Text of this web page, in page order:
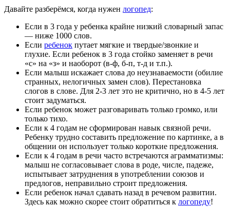
Давайте разберёмся, когда нужен логопед:
Если в 3 года у ребенка крайне низкий словарный запас
— ниже 1000 слов.
Если ребенок путает мягкие и твердые/звонкие и
глухие. Если ребенок в 3 года стойко заменяет в речи
«с» на «з» и наоборот (в-ф, б-п, т-д и т.п.).
Если малыш искажает слова до неузнаваемости (обилие
странных, нелогичных замен слов). Перестановка
слогов в слове. Для 2-3 лет это не критично, но в 4-5 лет
стоит задуматься.
Если ребенок может разговаривать только громко, или
только тихо.
Если к 4 годам не сформирован навык связной речи.
Ребенку трудно составить предложение по картинке, а в
общении он использует только короткие предложения.
Если к 4 годам в речи часто встречаются аграмматизмы:
малыш не согласовывает слова в роде, числе, падеже,
испытывает затруднения в употреблении союзов и
предлогов, неправильно строит предложения.
Если ребенок начал сдавать назад в речевом развитии.
Здесь как можно скорее стоит обратиться к логопеду!